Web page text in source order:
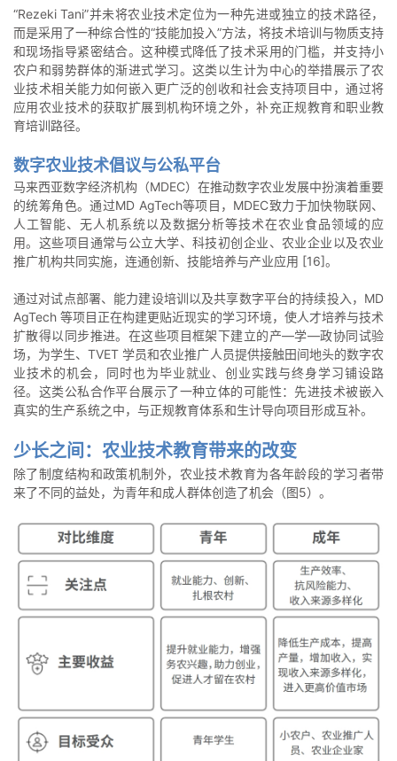
“Rezeki Tani”并未将农业技术定位为一种先进或独立的技术路径，
而是采用了一种综合性的“技能加投入”方法，将技术培训与物质支持
和现场指导紧密结合。这种模式降低了技术采用的门槛，并支持小
农户和弱势群体的渐进式学习。这类以生计为中心的举措展示了农
业技术相关能力如何嵌入更广泛的创收和社会支持项目中，通过将
应用农业技术的获取扩展到机构环境之外，补充正规教育和职业教
育培训路径。
数字农业技术倡议与公私平台
马来西亚数字经济机构（MDEC）在推动数字农业发展中扮演着重要
的统筹角色。通过MD AgTech等项目，MDEC致力于加快物联网、
人工智能、无人机系统以及数据分析等技术在农业食品领域的应
用。这些项目通常与公立大学、科技初创企业、农业企业以及农业
推广机构共同实施，连通创新、技能培养与产业应用 [16]。
通过对试点部署、能力建设培训以及共享数字平台的持续投入，MD
AgTech 等项目正在构建更贴近现实的学习环境，使人才培养与技术
扩散得以同步推进。在这些项目框架下建立的产—学—政协同试验
场，为学生、TVET 学员和农业推广人员提供接触田间地头的数字农
业技术的机会，同时也为毕业就业、创业实践与终身学习铺设路
径。这类公私合作平台展示了一种立体的可能性：先进技术被嵌入
真实的生产系统之中，与正规教育体系和生计导向项目形成互补。
少长之间：农业技术教育带来的改变
除了制度结构和政策机制外，农业技术教育为各年龄段的学习者带
来了不同的益处，为青年和成人群体创造了机会（图5）。